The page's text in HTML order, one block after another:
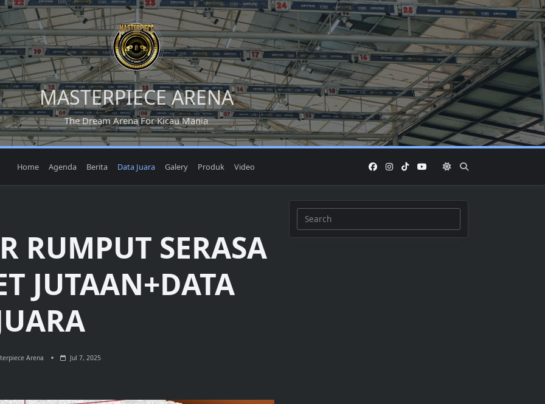
MASTERPIECE ARENA
The Dream Arena For Kicau Mania
Home Agenda Berita Data Juara Galery Produk Video
RUMPUT SERASA
JUTAAN+DATA
Arena Jul 7, 2025
Search
for: